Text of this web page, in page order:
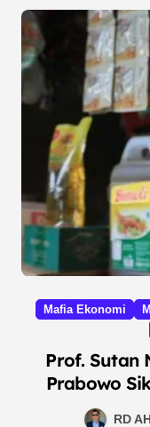
Mafia Ekonomi
Prof. Sutan
Prabowo
Bermain di
RD